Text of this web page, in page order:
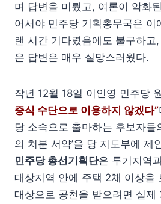
며 답변을 미뤘고, 여론이 악화
어서야 민주당 기획총무국은 이
랜 시간 기다렸음에도 불구하고
은 답변은 매우 실망스러웠다.
작년 12월 18일 이인영 민주당
증식 수단으로 이용하지 않겠다”
당 소속으로 출마하는 후보자들
의 처분 서약’을 당 지도부에 제
민주당 총선기획단은 투기지역
대상지역 안에 주택 2채 이상을
대상으로 공천을 받으려면 실제